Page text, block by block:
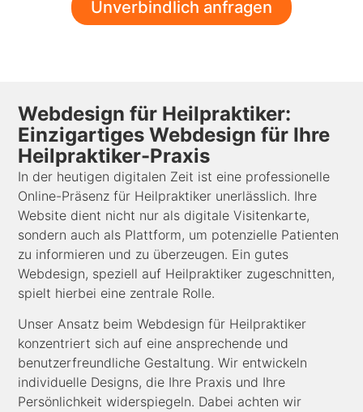
Unverbindlich anfragen
Webdesign für Heilpraktiker:
Einzigartiges Webdesign für Ihre
Heilpraktiker-Praxis
In der heutigen digitalen Zeit ist eine professionelle
Online-Präsenz für Heilpraktiker unerlässlich. Ihre
Website dient nicht nur als digitale Visitenkarte,
sondern auch als Plattform, um potenzielle Patienten
zu informieren und zu überzeugen. Ein gutes
Webdesign, speziell auf Heilpraktiker zugeschnitten,
spielt hierbei eine zentrale Rolle.
Unser Ansatz beim Webdesign für Heilpraktiker
konzentriert sich auf eine ansprechende und
benutzerfreundliche Gestaltung. Wir entwickeln
individuelle Designs, die Ihre Praxis und Ihre
Persönlichkeit widerspiegeln. Dabei achten wir